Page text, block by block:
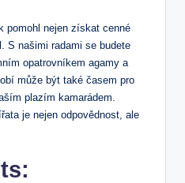
pomohl nejen‍ získat cenné
S našimi radami se ‍budete⁤
opatrovníkem agamy​ a
může být​ také časem pro
plazím kamarádem.
je nejen odpovědnost, ale